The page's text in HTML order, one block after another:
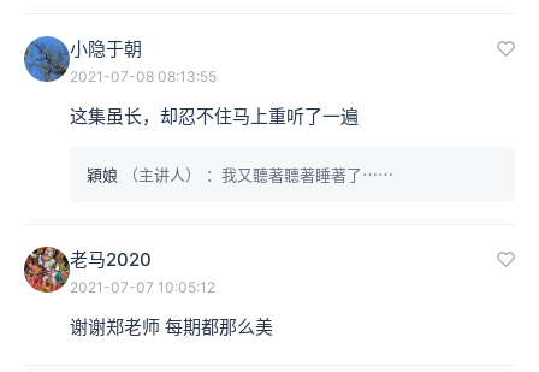
可可装饰，真让人以为走到凡尔赛宫了。
小隐于朝
2021-07-08 08:13:55
这集虽长，却忍不住马上重听了一遍
穎娘 （主讲人） ：我又聽著聽著睡著了⋯⋯
老马2020
2021-07-07 10:05:12
谢谢郑老师 每期都那么美